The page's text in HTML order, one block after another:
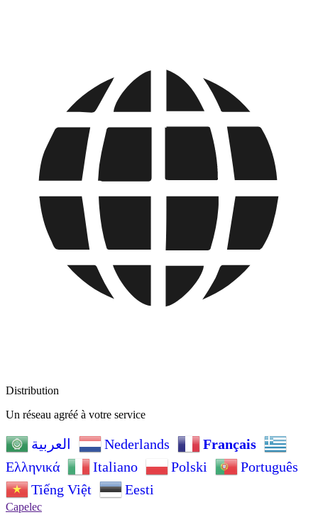
Distribution
Un réseau agréé à votre service
العربية Nederlands
Français
Ελληνικά
Italiano Polski
Português
Tiếng Việt
Eesti
Capelec